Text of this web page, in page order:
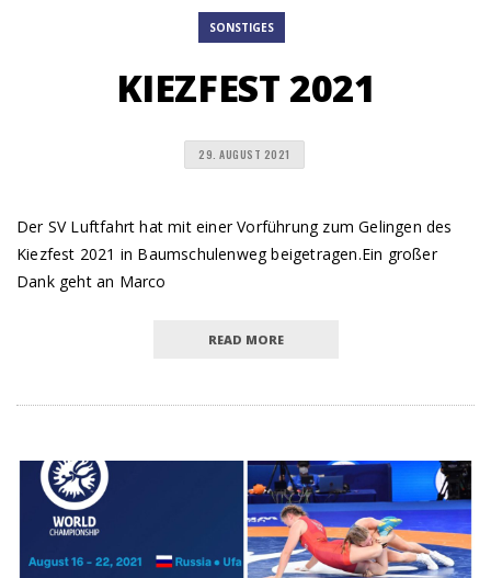
SONSTIGES
KIEZFEST 2021
29. AUGUST 2021
Der SV Luftfahrt hat mit einer Vorführung zum Gelingen des
Kiezfest 2021 in Baumschulenweg beigetragen.Ein großer
Dank geht an Marco
READ MORE